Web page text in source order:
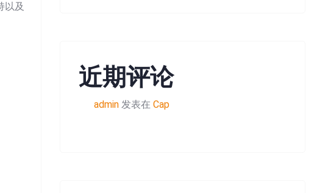
以及
近期评论
admin发表在 Cap